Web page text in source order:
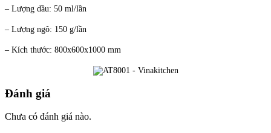
– Lượng dầu: 50 ml/lần
– Lượng ngô: 150 g/lần
– Kích thước: 800x600x1000 mm
Đánh giá
Chưa có đánh giá nào.